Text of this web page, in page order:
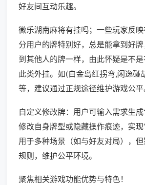
好友间互动乐趣。
微乐湖南麻将有挂吗；一些玩家反
分用户的牌特别好，总是能拿到好
到其他人的牌一样，由此怀疑是不
此类外挂。如(白金岛红拐弯,闲逸碰
等，建议通过正规途径维护游戏公平
自定义修改牌：用户可输入需求生成
修改自身牌型或隐藏操作痕迹，实现
用于多种场景（如与好友对局），
规则，维护公平环境。
聚焦相关游戏功能优势与特色！